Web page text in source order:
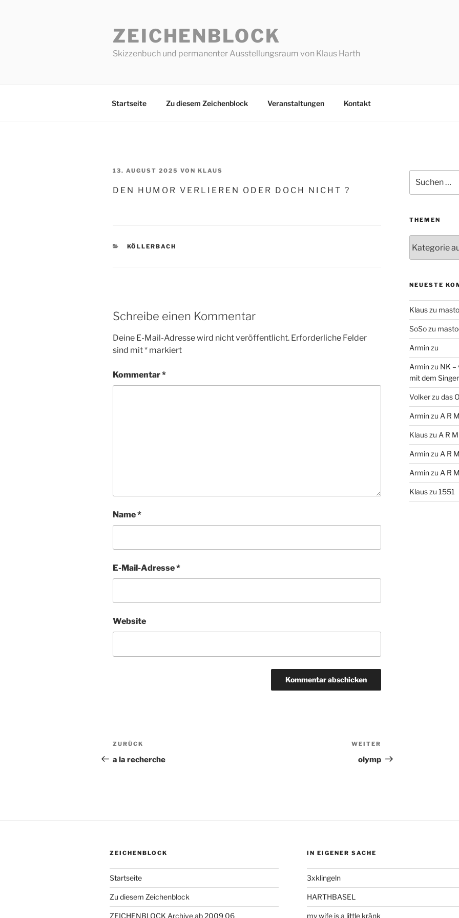
ZEICHENBLOCK
Skizzenbuch und permanenter Ausstellungsraum von Klaus Harth
Startseite Zu diesem Zeichenblock Veranstaltungen Kontakt
VERÖFFENTLICHT
13. AUGUST 2025 VON KLAUS
D E N H U M O R V E R L I E R E N O D E R D O C H N I C H T ?
KATEGORIEN
KÖLLERBACH
Schreibe einen Kommentar
Deine E-Mail-Adresse wird nicht veröffentlicht. Erforderliche Felder
sind mit* markiert
Kommentar*
Name*
E-Mail-Adresse*
Website
Beitragsnavigation
Vorheriger
Beitrag
ZURÜCK
a la recherche
Beitrag
WEITER
olymp
nach:
THEMEN
NEUESTE
Klauszu
SoSozu
Arminzu
Arminzu NK –
mit dem
Volkerzu das
Arminzu A R
Klauszu A R
Arminzu A R
Arminzu A R
Klauszu 1551
ZEICHENBLOCK
Startseite
Zu diesem Zeichenblock
ZEICHENBLOCK Archive ab 2009 06
IN EIGENER SACHE
3xklingeln
HARTHBASEL
my wife is a little kränk